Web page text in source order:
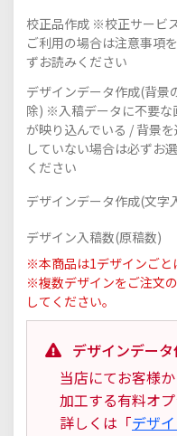
校正品作成 ※校正サービ
ご利用の場合は注意事項
ずお読みください
デザインデータ作成(背景
除) ※入稿データに不要な
が映り込んでいる / 背景
していない場合は必ずお
ください
デザインデータ作成(文字
デザイン入稿数(原稿数)
※本商品は1デザインごと
※複数デザインをご注文
してください。
デザインデー
当店にてお客様
加工する有料オプ
詳しくは「デザ